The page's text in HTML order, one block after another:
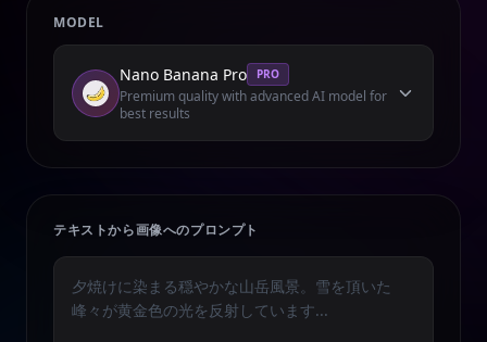
MODEL
Nano Banana Pro PRO
Premium quality with advanced AI model for
best results
テキストから画像へのプロンプト